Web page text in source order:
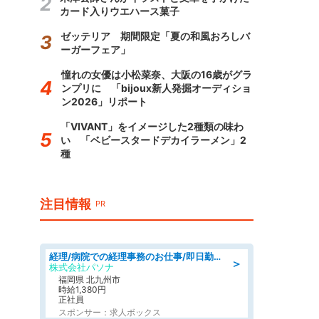
カード入りウエハース菓子
ゼッテリア 期間限定「夏の和風おろしバ
ーガーフェア」
憧れの女優は小松菜奈、大阪の16歳がグラ
ンプリに 「bijoux新人発掘オーディショ
ン2026」リポート
「VIVANT」をイメージした2種類の味わ
い 「ベビースタードデカイラーメン」2
種
注目情報 PR
＞
経理/病院での経理事務のお仕事/即日勤務可/車通勤可/経理/一般事務
株式会社パソナ
福岡県 北九州市
時給1,380円
正社員
スポンサー：求人ボックス